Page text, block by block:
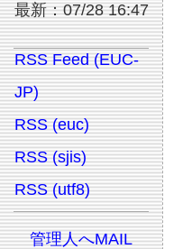
最新：07/28 16:47
RSS Feed (EUC-
JP)
RSS (euc)
RSS (sjis)
RSS (utf8)
管理人へMAIL